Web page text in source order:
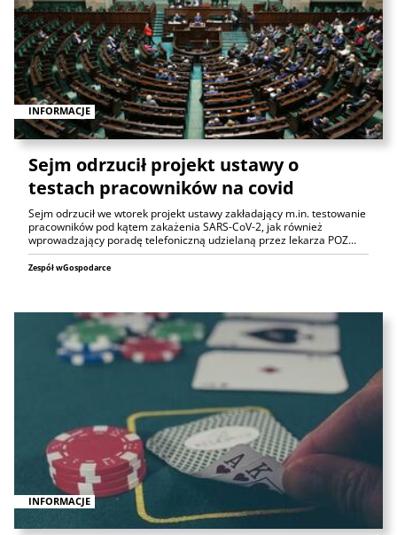
INFORMACJE
Sejm odrzucił projekt ustawy o
testach pracowników na covid
Sejm odrzucił we wtorek projekt ustawy zakładający m.in. testowanie
pracowników pod kątem zakażenia SARS-CoV-2, jak również
wprowadzający poradę telefoniczną udzielaną przez lekarza POZ…
Zespół wGospodarce
INFORMACJE